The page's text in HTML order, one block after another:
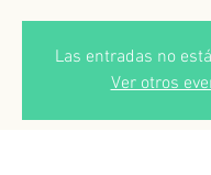
Las entradas no
Ver otros